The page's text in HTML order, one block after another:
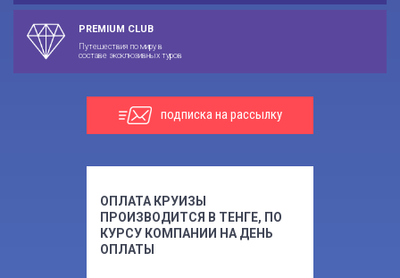
PREMIUM CLUB
Путешествия по миру в
составе эксклюзивных туров
подписка на рассылку
ОПЛАТА КРУИЗЫ
ПРОИЗВОДИТСЯ В ТЕНГЕ, ПО
КУРСУ КОМПАНИИ НА ДЕНЬ
ОПЛАТЫ